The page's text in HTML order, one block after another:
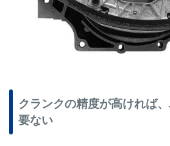
クランクの精度が高ければ
要ない